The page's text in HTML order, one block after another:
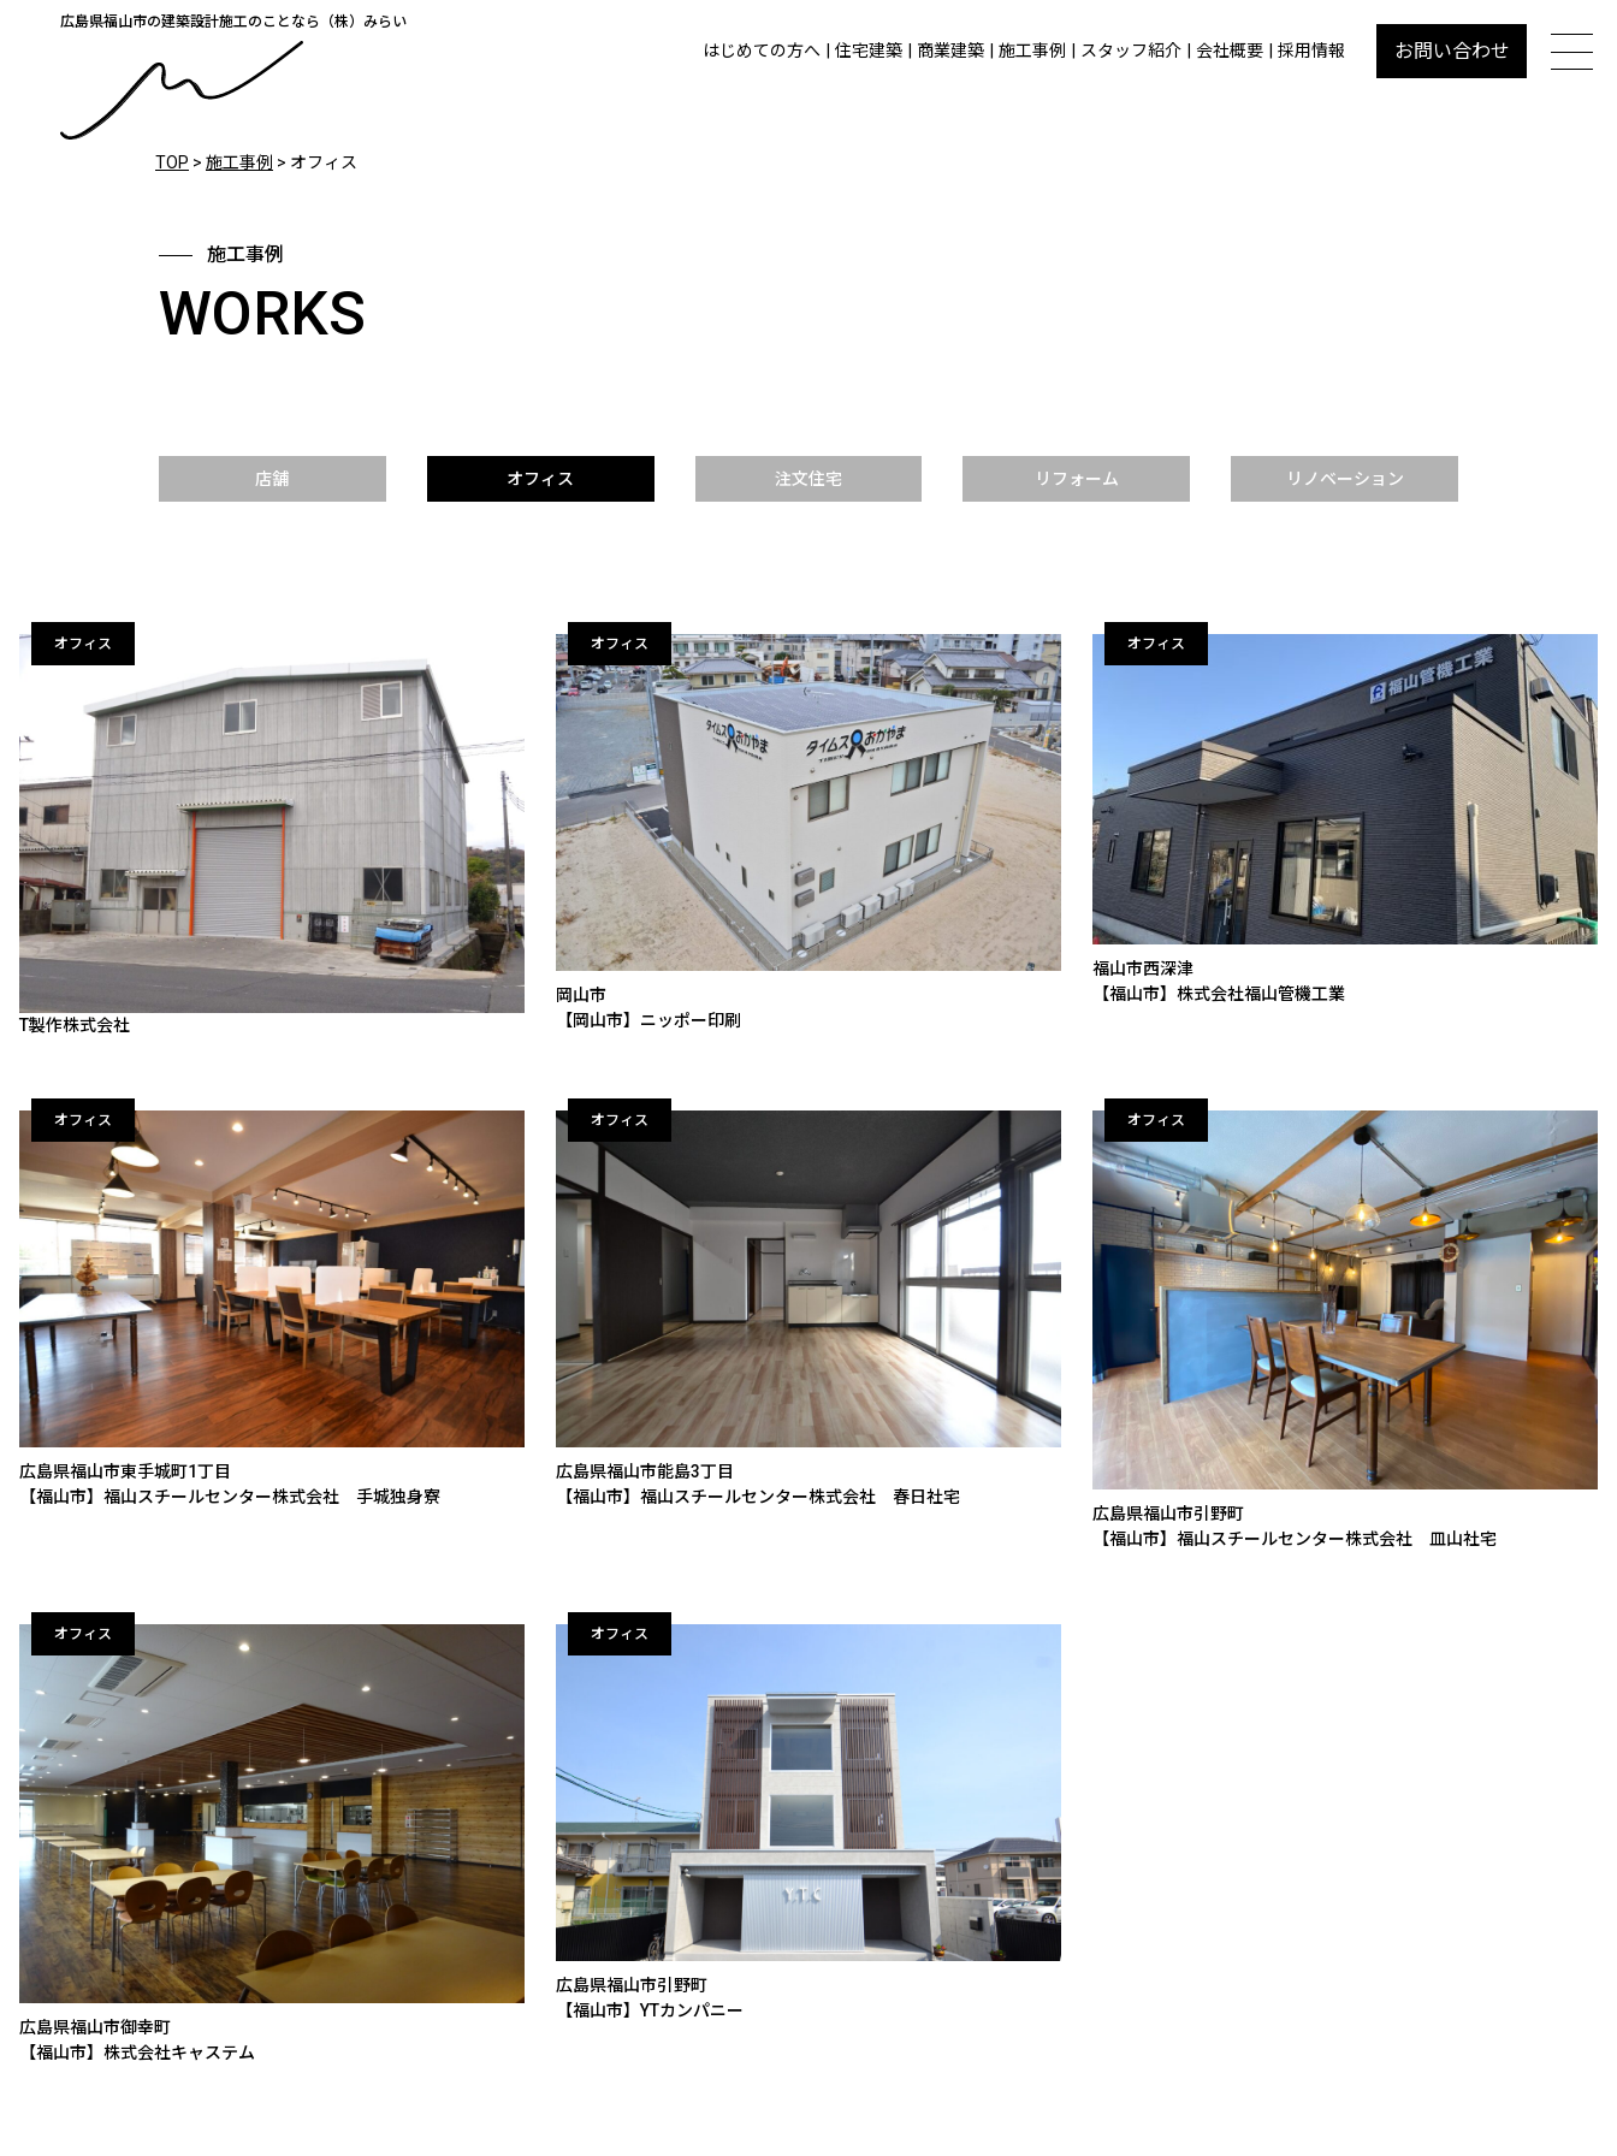
広島県福山市の建築設計施工のことなら（株）みらい
はじめての方へ 住宅建築 商業建築 施工事例 スタッフ紹介 会社概要 採用情報 お問い合わせ
TOP > 施工事例 > オフィス
施工事例
WORKS
店舗 オフィス 注文住宅 リフォーム リノベーション
オフィス
T製作株式会社
オフィス
岡山市
【岡山市】ニッポー印刷
オフィス
福山市西深津
【福山市】株式会社福山管機工業
オフィス
広島県福山市東手城町1丁目
【福山市】福山スチールセンター株式会社 手城独身寮
オフィス
広島県福山市能島3丁目
【福山市】福山スチールセンター株式会社 春日社宅
オフィス
広島県福山市引野町
【福山市】福山スチールセンター株式会社 皿山社宅
オフィス
広島県福山市御幸町
【福山市】株式会社キャステム
オフィス
広島県福山市引野町
【福山市】YTカンパニー